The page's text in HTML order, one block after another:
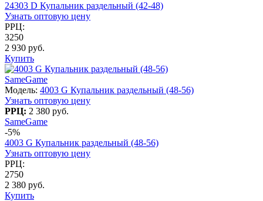
24303 D Купальник раздельный (42-48)
Узнать оптовую цену
РРЦ:
3250
2 930 руб.
Купить
SameGame
Модель: 4003 G Купальник раздельный (48-56)
Узнать оптовую цену
РРЦ: 2 380 руб.
SameGame
-5%
4003 G Купальник раздельный (48-56)
Узнать оптовую цену
РРЦ:
2750
2 380 руб.
Купить